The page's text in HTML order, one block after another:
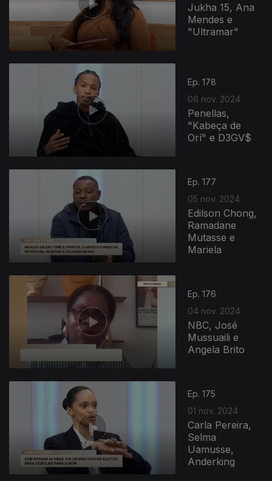
Jukha 15, Ana
Mendes e
"Ultramar"
Ep. 178
06 nov. 2024
Penellas,
"Kabeça de
Orí" e D3GV$
Ep. 177
05 nov. 2024
Edilson Chong,
Ramadane
Mutasse e
Mariela
Ep. 176
04 nov. 2024
NBC, José
Mussuaili e
Angela Brito
Ep. 175
01 nov. 2024
Carla Pereira,
Selma
Uamusse,
Anderking